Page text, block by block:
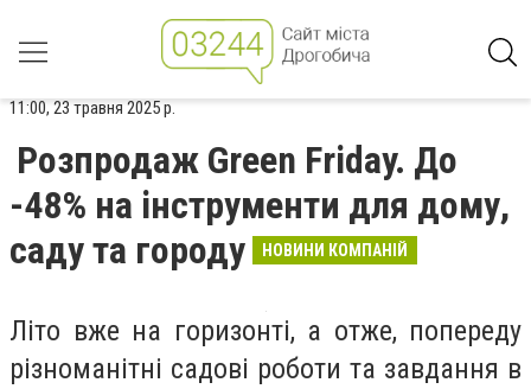
11:00, 23 травня 2025 р.
Розпродаж Green Friday. До
-48% на інструменти для дому,
саду та городу
НОВИНИ КОМПАНІЙ
Літо вже на горизонті, а отже, попереду
різноманітні садові роботи та завдання в